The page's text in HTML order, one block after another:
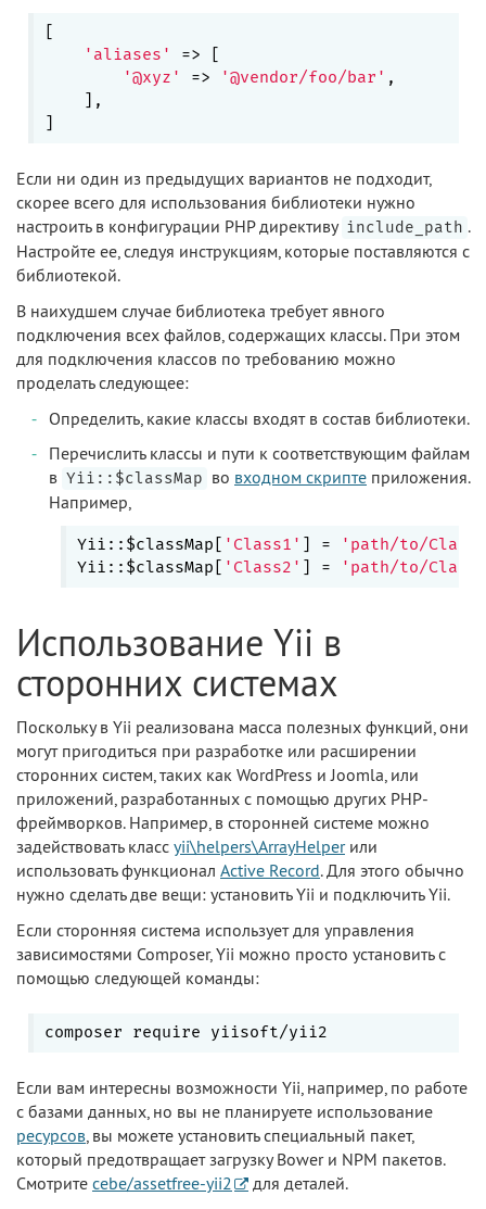
[
'aliases'
=> [
'@xyz'
=> '@vendor/foo/bar' ,
    ],
Если ни один из предыдущих вариантов не подходит,
скорее всего для использования библиотеки нужно
настроить в конфигурации PHP директиву include_path .
Настройте ее, следуя инструкциям, которые поставляются с
библиотекой.
В наихудшем случае библиотека требует явного
подключения всех файлов, содержащих классы. При этом
для подключения классов по требованию можно
проделать следующее:
Определить, какие классы входят в состав библиотеки.
Перечислить классы и пути к соответствующим файлам
в Yii::$classMap во входном скрипте приложения.
Например,
Yii::$classMap[ 'Class1' ] =
'path/to/
Yii::$classMap[ 'Class2' ] = 'path/to/
Использование Yii в
сторонних системах
Поскольку в Yii реализована масса полезных функций, они
могут пригодиться при разработке или расширении
сторонних систем, таких как WordPress и Joomla, или
приложений, разработанных с помощью других PHP-
фреймворков. Например, в сторонней системе можно
задействовать класс yii\helpers\ArrayHelperили
использовать функционал Active Record. Для этого обычно
нужно сделать две вещи: установить Yii и подключить Yii.
Если сторонняя система использует для управления
зависимостями Composer, Yii можно просто установить с
помощью следующей команды:
Если вам интересны возможности Yii, например, по работе
с базами данных, но вы не планируете использование
ресурсов, вы можете установить специальный пакет,
который предотвращает загрузку Bower и NPM пакетов.
Смотрите cebe/assetfree-yii2
для деталей.